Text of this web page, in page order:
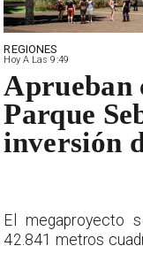
REGIONES
Hoy A Las 9:49
Aprueban
Parque
inversión
El megaproyecto
42.841 metros